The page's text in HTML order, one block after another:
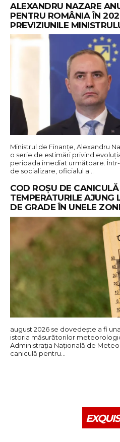
ALEXANDRU NAZARE
PENTRU ROMÂNIA ÎN
PREVIZIUNILE
Ministrul de Finanțe, Alexandru
o serie de estimări privind
perioada imediat următoare.
de socializare, oficialul a…
COD ROȘU DE
TEMPERATURILE AJUNG
DE GRADE ÎN UNELE
august 2026 se dovedește a fi
istoria măsurătorilor
Administrația Națională de
caniculă pentru…